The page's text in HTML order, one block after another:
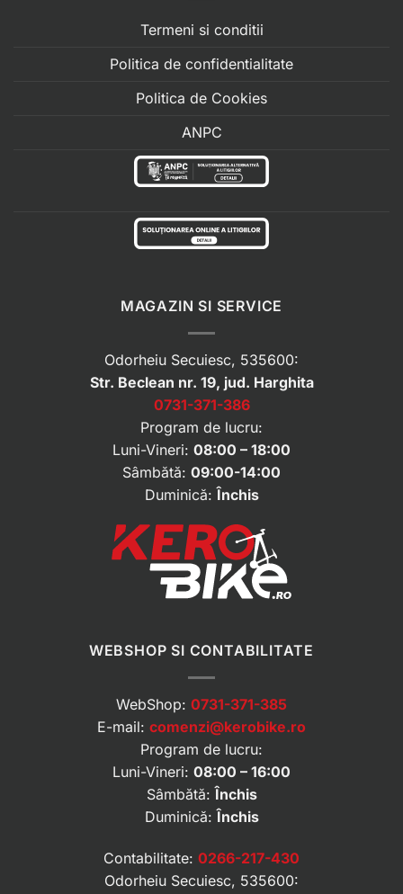
Termeni si conditii
Politica de confidentialitate
Politica de Cookies
ANPC
MAGAZIN SI SERVICE
Odorheiu Secuiesc, 535600:
Str. Beclean nr. 19, jud. Harghita
0731-371-386
Program de lucru:
Luni-Vineri: 08:00 – 18:00
Sâmbătă: 09:00-14:00
Duminică:Închis
WEBSHOP SI CONTABILITATE
WebShop: 0731-371-385
E-mail: comenzi@kerobike.ro
Program de lucru:
Luni-Vineri: 08:00 – 16:00
Sâmbătă: Închis
Duminică: Închis
Contabilitate: 0266-217-430
Odorheiu Secuiesc, 535600: